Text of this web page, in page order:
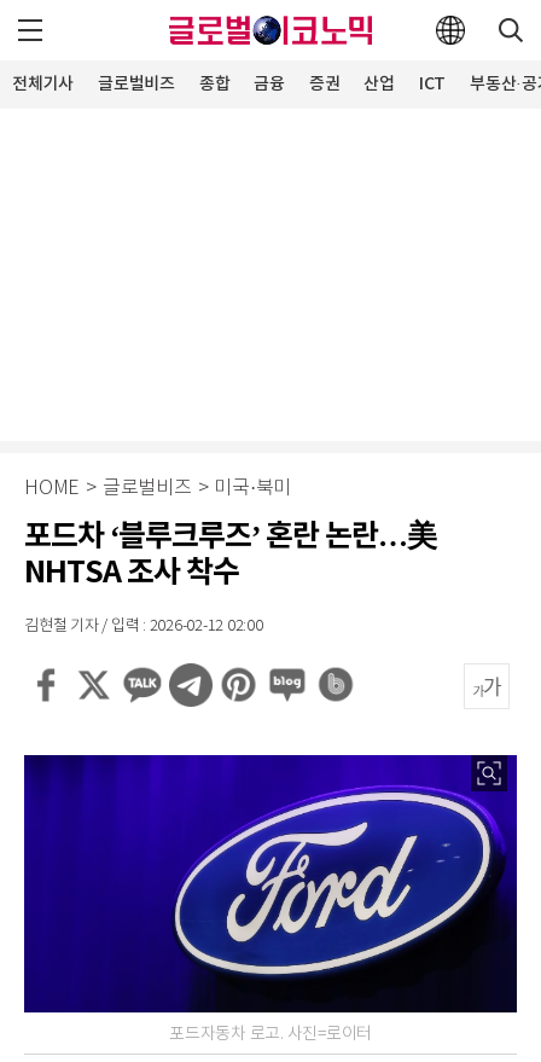
전체기사 글로벌비즈 종합 금융 증권 산업 ICT 부동산·
HOME > 글로벌비즈 > 미국·북미
포드차 ‘블루크루즈’ 혼란 논란…美
NHTSA 조사 착수
김현철 기자 / 입력 : 2026-02-12 02:00
포드자동차 로고. 사진=로이터